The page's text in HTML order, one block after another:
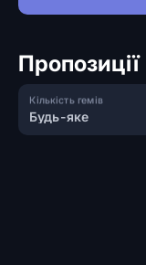
Пропозиції
Будь-яке
Кількість гемів